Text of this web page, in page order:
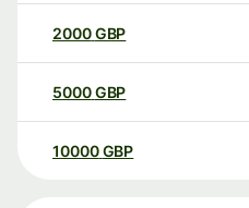
2000GBP
5000GBP
10000 GBP